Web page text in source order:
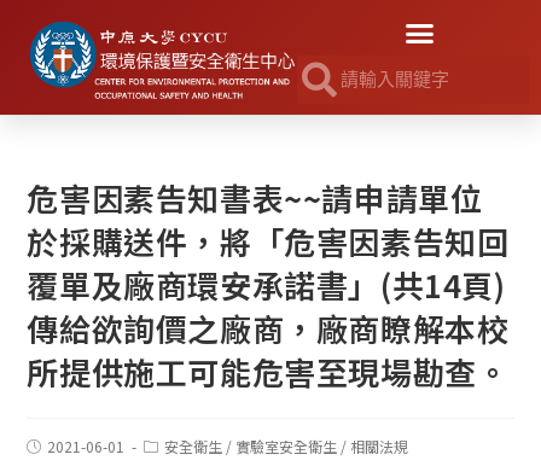
危害因素告知書表~~請申請單位
於採購送件，將「危害因素告知回
覆單及廠商環安承諾書」(共14頁)
傳給欲詢價之廠商，廠商瞭解本校
所提供施工可能危害至現場勘查。
2021-06-01 安全衛生 / 實驗室安全衛生 / 相關法規